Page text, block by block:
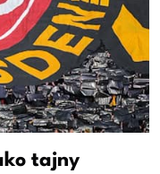
tajny